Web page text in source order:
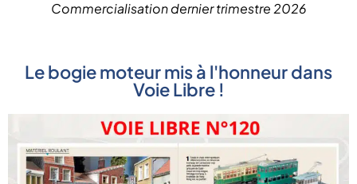
Commercialisation dernier trimestre 2026
Le bogie moteur mis à l'honneur dans
Voie Libre !